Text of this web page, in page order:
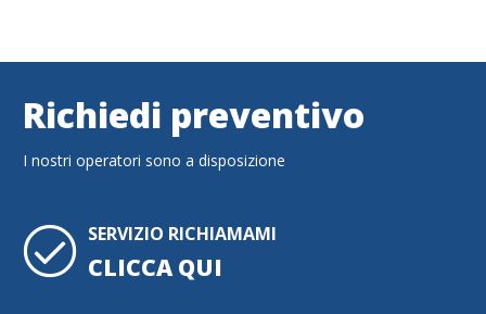
Richiedi preventivo
I nostri operatori sono a disposizione
SERVIZIO RICHIAMAMI
CLICCA QUI